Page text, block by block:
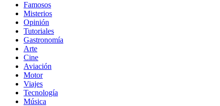
Famosos
Misterios
Opinión
Tutoriales
Gastronomía
Arte
Cine
Aviación
Motor
Viajes
Tecnología
Música